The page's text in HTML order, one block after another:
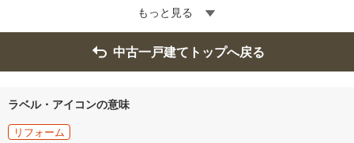
もっと見る
中古一戸建てトップへ戻る
ラベル・アイコンの意味
リフォーム